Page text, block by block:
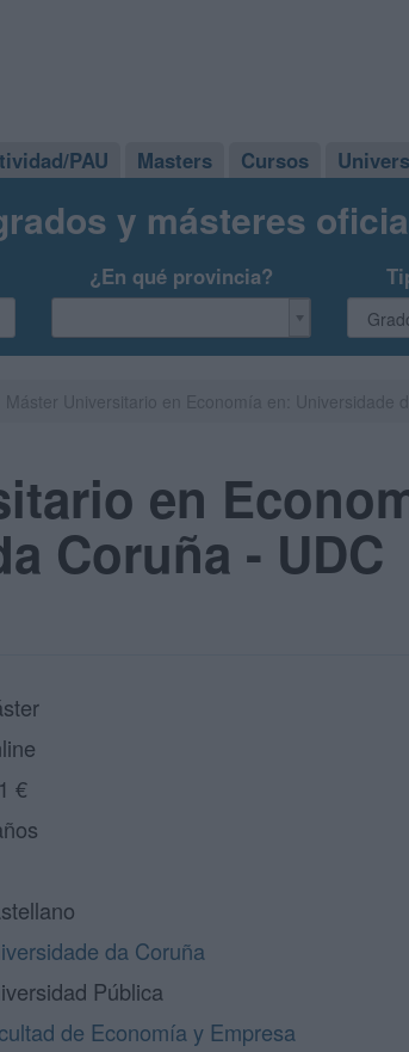
PAU Masters Cursos
y másteres
¿En qué provincia?
en
Coruña - UDC
€
da Coruña
Pública
de Economía y Empresa